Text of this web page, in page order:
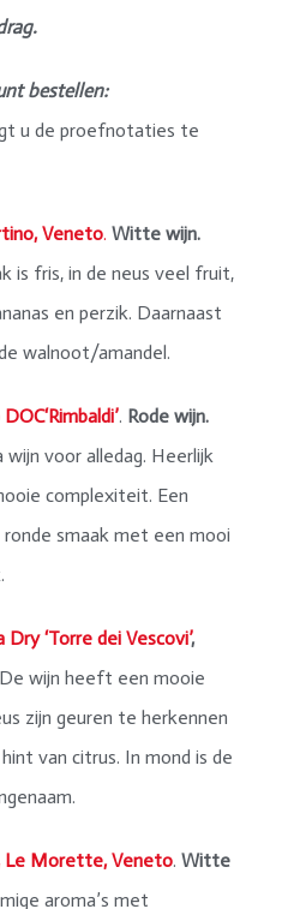
bestellen:
u de proefnotaties te
Veneto. Witte wijn.
is fris, in de neus veel fruit,
en perzik. Daarnaast
walnoot/amandel.
. Rode wijn.
wijn voor alledag. Heerlijk
complexiteit. Een
smaak met een mooi
‘Torre dei Vescovi’,
De wijn heeft een mooie
zijn geuren te herkennen
van citrus. In mond is de
Le Morette, Veneto. Witte
aroma’s met